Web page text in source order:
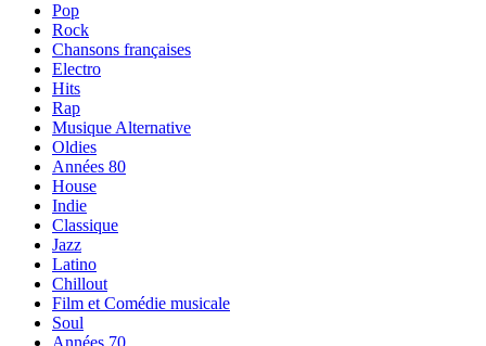
Pop
Rock
Chansons françaises
Electro
Hits
Rap
Musique Alternative
Oldies
Années 80
House
Indie
Classique
Jazz
Latino
Chillout
Film et Comédie musicale
Soul